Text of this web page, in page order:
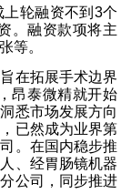
轮融资不到3个
。融资款项将主
等。
在拓展手术边界
昂泰微精就开始
悉市场发展方向
已然成为业界第
。在国内稳步推
、经胃肠镜机器
公司，同步推进